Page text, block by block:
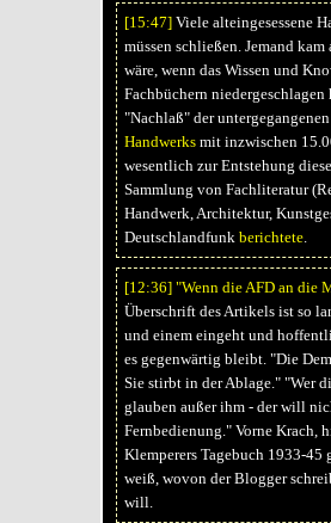
[15:47]Viele alteingesessene
müssen schließen. Jemand
wäre, wenn das Wissen und
Fachbüchern
"Nachlaß" der
Handwerksmit inzwischen
wesentlich zur Entstehung
Sammlung von Fachliteratur
Handwerk, Architektur,
Deutschlandfunk berichtete.
[12:36] "Wenn die AFD an die
Überschrift des Artikels ist so
und einem eingeht und
es gegenwärtig bleibt. "Die
Sie stirbt in der Ablage." "Wer
glauben außer ihm - der will
Fernbedienung." Vorne Krach,
Klemperers Tagebuch 1933-45
weiß, wovon der Blogger
will.